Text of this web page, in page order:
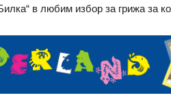
в любим избор за грижа за